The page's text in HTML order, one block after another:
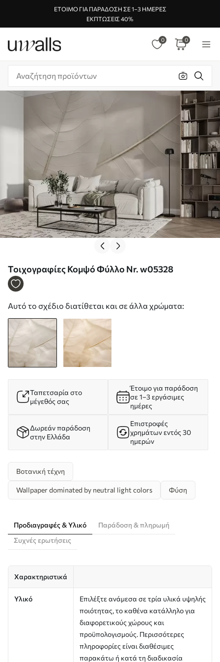
ΈΤΟΙΜΟ ΓΙΑ ΠΑΡΆΔΟΣΗ ΣΕ 1–3 ΗΜΈΡΕΣ
ΕΚΠΤΏΣΕΙΣ 40%
0 0
Τοιχογραφίες Κομψό Φύλλο Nr. w05328
Αυτό το σχέδιο διατίθεται και σε άλλα χρώματα:
Ταπετσαρία στο
μέγεθός σας
Έτοιμο για παράδοση
σε 1–3 εργάσιμες
ημέρες
Δωρεάν παράδοση
στην Ελλάδα
Επιστροφές
χρημάτων εντός 30
ημερών
Βοτανική τέχνη
Wallpaper dominated by neutral light colors Φύση
Προδιαγραφές & Υλικό
Παράδοση & πληρωμή
Συχνές ερωτήσεις
Χαρακτηριστικά
Υλικό
Επιλέξτε ανάμεσα σε τρία υλικά υψηλής
ποιότητας, το καθένα κατάλληλο για
διαφορετικούς χώρους και
προϋπολογισμούς. Περισσότερες
πληροφορίες είναι διαθέσιμες
παρακάτω ή κατά τη διαδικασία